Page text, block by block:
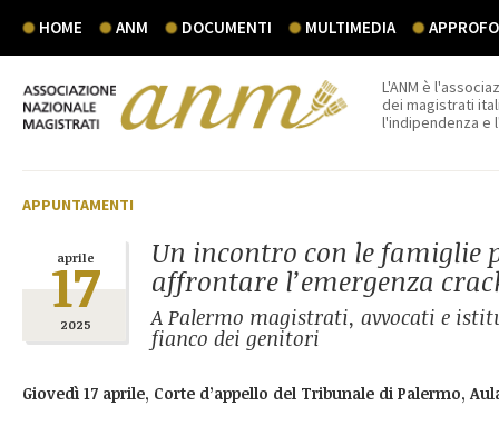
HOME ANM DOCUMENTI MULTIMEDIA
L'ANM è
dei magistrati
l'indipendenza e
APPUNTAMENTI
aprile
17
2025
Un incontro con le famiglie
affrontare l’emergenza
A Palermo magistrati, avvocati e
fianco dei genitori
Giovedì 17 aprile, Corte d’appello del Tribunale di Palermo,